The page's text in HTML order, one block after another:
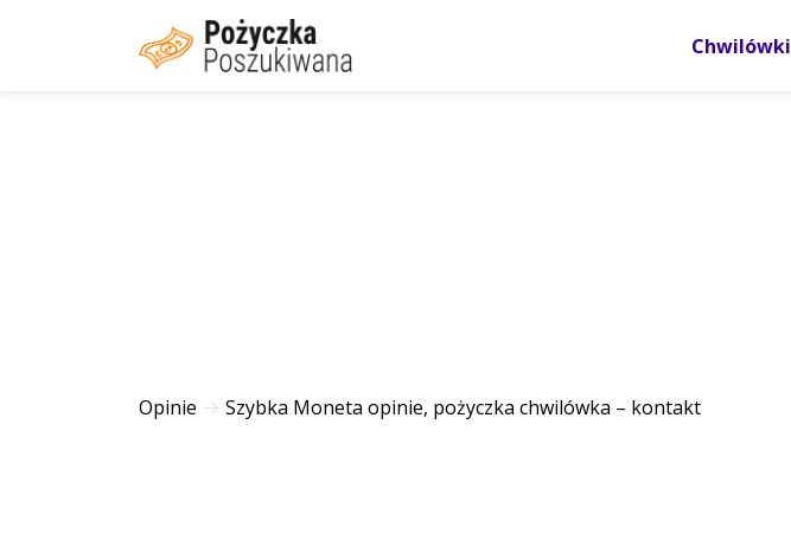
Chwilówki
Opinie Szybka Moneta opinie, pożyczka chwilówka – kontakt